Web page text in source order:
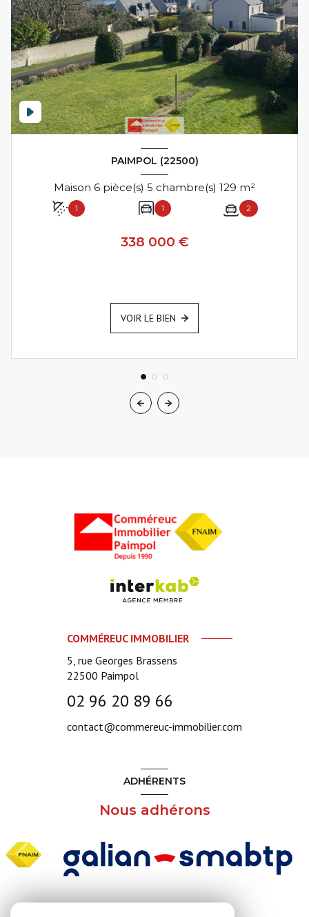
PAIMPOL (22500)
Maison 6 pièce(s) 5 chambre(s) 129 m²
1 1 2
338 000 €
VOIR LE BIEN
COMMÉREUC IMMOBILIER
5, rue Georges Brassens
22500 Paimpol
02 96 20 89 66
contact@commereuc-immobilier.com
ADHÉRENTS
Nous adhérons